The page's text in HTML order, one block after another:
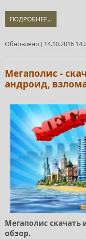
ПОДРОБНЕЕ...
Обновлено ( 14.10.2016
Мегаполис -
андроид,
Мегаполис скачать
обзор.